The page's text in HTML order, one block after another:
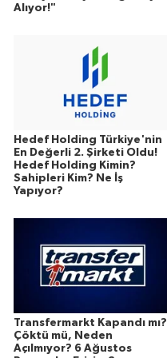
Alıyor!"
Hedef Holding Türkiye'nin
En Değerli 2. Şirketi Oldu!
Hedef Holding Kimin?
Sahipleri Kim? Ne İş
Yapıyor?
Transfermarkt Kapandı mı?
Çöktü mü, Neden
Açılmıyor? 6 Ağustos